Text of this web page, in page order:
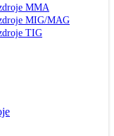
MMA
MIG/MAG
TIG